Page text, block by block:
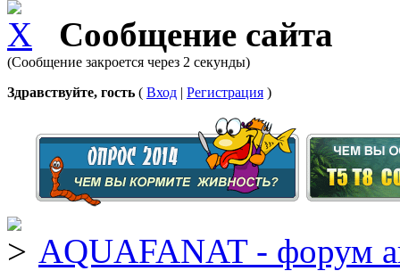
Сообщение сайта
(Сообщение закроется через 2 секунды)
Здравствуйте, гость ( Вход | Регистрация )
AQUAFANAT - форум